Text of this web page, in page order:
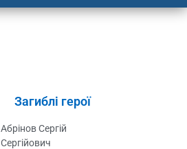
Загиблі герої
Абрінов Сергій
Сергійович